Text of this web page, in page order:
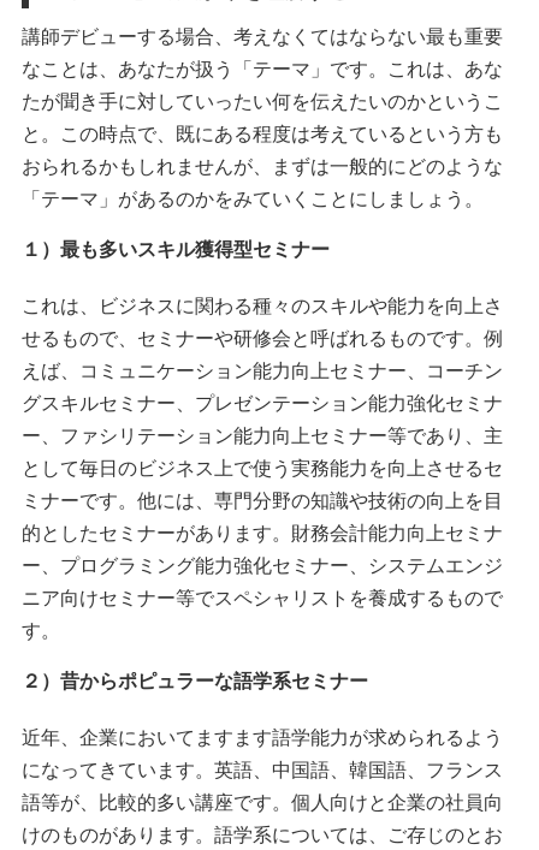
講師デビューする場合、考えなくてはならない最も重要
なことは、あなたが扱う「テーマ」です。これは、あな
たが聞き手に対していったい何を伝えたいのかというこ
と。この時点で、既にある程度は考えているという方も
おられるかもしれませんが、まずは一般的にどのような
「テーマ」があるのかをみていくことにしましょう。
１）最も多いスキル獲得型セミナー
これは、ビジネスに関わる種々のスキルや能力を向上さ
せるもので、セミナーや研修会と呼ばれるものです。例
えば、コミュニケーション能力向上セミナー、コーチン
グスキルセミナー、プレゼンテーション能力強化セミナ
ー、ファシリテーション能力向上セミナー等であり、主
として毎日のビジネス上で使う実務能力を向上させるセ
ミナーです。他には、専門分野の知識や技術の向上を目
的としたセミナーがあります。財務会計能力向上セミナ
ー、プログラミング能力強化セミナー、システムエンジ
ニア向けセミナー等でスペシャリストを養成するもので
す。
２）昔からポピュラーな語学系セミナー
近年、企業においてますます語学能力が求められるよう
になってきています。英語、中国語、韓国語、フランス
語等が、比較的多い講座です。個人向けと企業の社員向
けのものがあります。語学系については、ご存じのとお